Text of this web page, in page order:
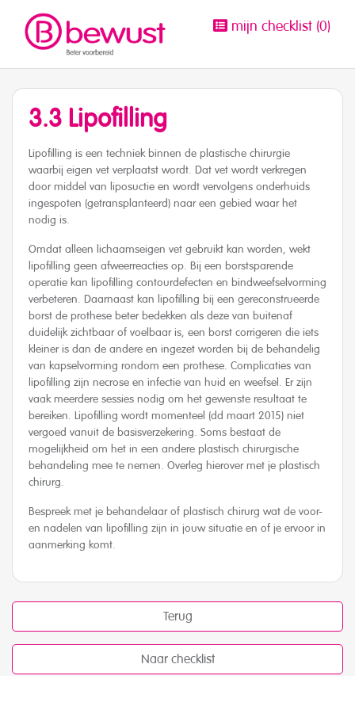
mijn checklist (0)
3.3 Lipofilling
Lipofilling is een techniek binnen de plastische chirurgie
waarbij eigen vet verplaatst wordt. Dat vet wordt verkregen
door middel van liposuctie en wordt vervolgens onderhuids
ingespoten (getransplanteerd) naar een gebied waar het
nodig is.
Omdat alleen lichaamseigen vet gebruikt kan worden, wekt
lipofilling geen afweerreacties op. Bij een borstsparende
operatie kan lipofilling contourdefecten en bindweefselvorming
verbeteren. Daarnaast kan lipofilling bij een gereconstrueerde
borst de prothese beter bedekken als deze van buitenaf
duidelijk zichtbaar of voelbaar is, een borst corrigeren die iets
kleiner is dan de andere en ingezet worden bij de behandelig
van kapselvorming rondom een prothese. Complicaties van
lipofilling zijn necrose en infectie van huid en weefsel. Er zijn
vaak meerdere sessies nodig om het gewenste resultaat te
bereiken. Lipofilling wordt momenteel (dd maart 2015) niet
vergoed vanuit de basisverzekering. Soms bestaat de
mogelijkheid om het in een andere plastisch chirurgische
behandeling mee te nemen. Overleg hierover met je plastisch
chirurg.
Bespreek met je behandelaar of plastisch chirurg wat de voor-
en nadelen van lipofilling zijn in jouw situatie en of je ervoor in
aanmerking komt.
Terug
Naar checklist